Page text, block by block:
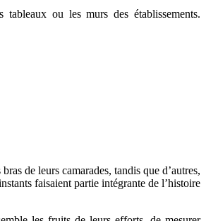
ou les murs des établissements.
de leurs camarades, tandis que d’autres,
faisaient partie intégrante de l’histoire